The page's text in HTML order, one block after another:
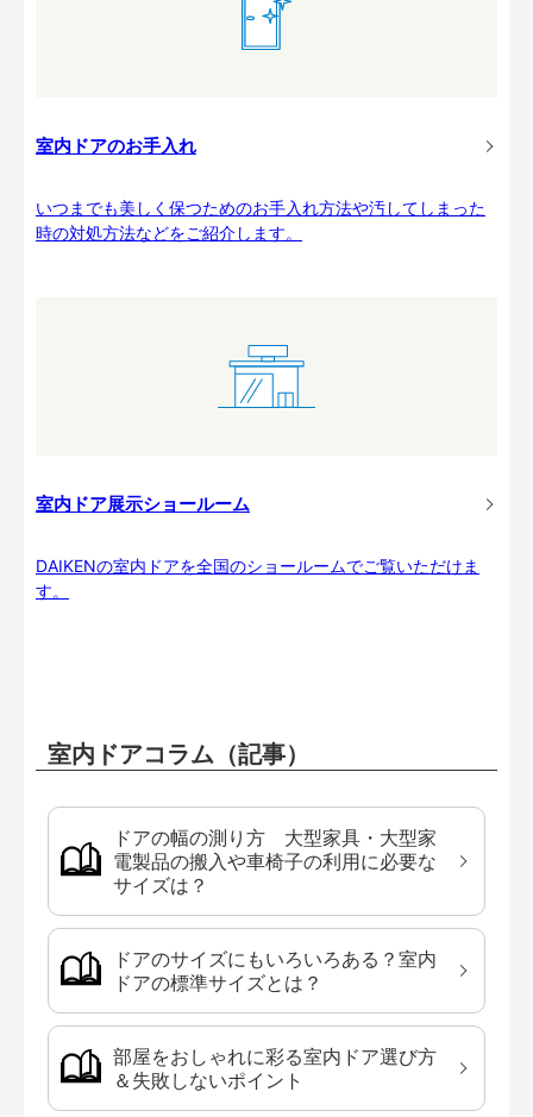
室内ドアのお手入れ
いつまでも美しく保つためのお手入れ方法や汚してしまった
時の対処方法などをご紹介します。
室内ドア展示ショールーム
DAIKENの室内ドアを全国のショールームでご覧いただけま
す。
室内ドアコラム（記事）
ドアの幅の測り方 大型家具・大型家
電製品の搬入や車椅子の利用に必要な
サイズは？
ドアのサイズにもいろいろある？室内
ドアの標準サイズとは？
部屋をおしゃれに彩る室内ドア選び方
＆失敗しないポイント